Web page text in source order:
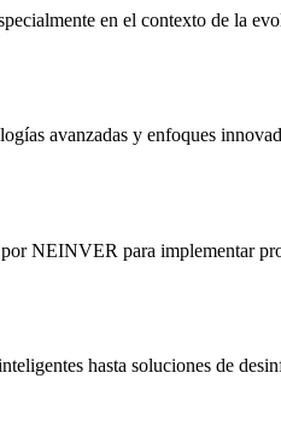
en el contexto de la
avanzadas y enfoques
NEINVER para implementar
hasta soluciones de